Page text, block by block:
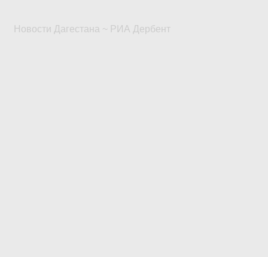
Новости Дагестана ~ РИА Дербент